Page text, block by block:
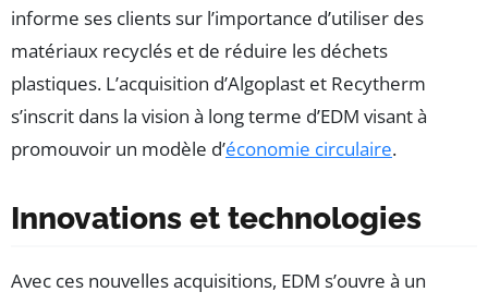
informe ses clients sur l’importance d’utiliser des
matériaux recyclés et de réduire les déchets
plastiques. L’acquisition d’Algoplast et Recytherm
s’inscrit dans la vision à long terme d’EDM visant à
promouvoir un modèle d’économie circulaire.
Innovations et technologies
Avec ces nouvelles acquisitions, EDM s’ouvre à un